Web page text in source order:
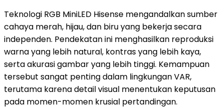
Teknologi RGB MiniLED Hisense mengandalkan sumber
cahaya merah, hijau, dan biru yang bekerja secara
independen. Pendekatan ini menghasilkan reproduksi
warna yang lebih natural, kontras yang lebih kaya,
serta akurasi gambar yang lebih tinggi. Kemampuan
tersebut sangat penting dalam lingkungan VAR,
terutama karena detail visual menentukan keputusan
pada momen-momen krusial pertandingan.